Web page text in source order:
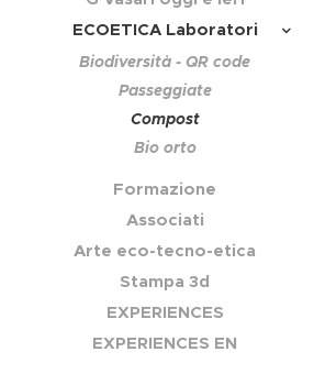
ECOETICA Laboratori
Biodiversità - QR code
Passeggiate
Compost
Bio orto
Formazione
Associati
Arte eco-tecno-etica
Stampa 3d
EXPERIENCES
EXPERIENCES EN